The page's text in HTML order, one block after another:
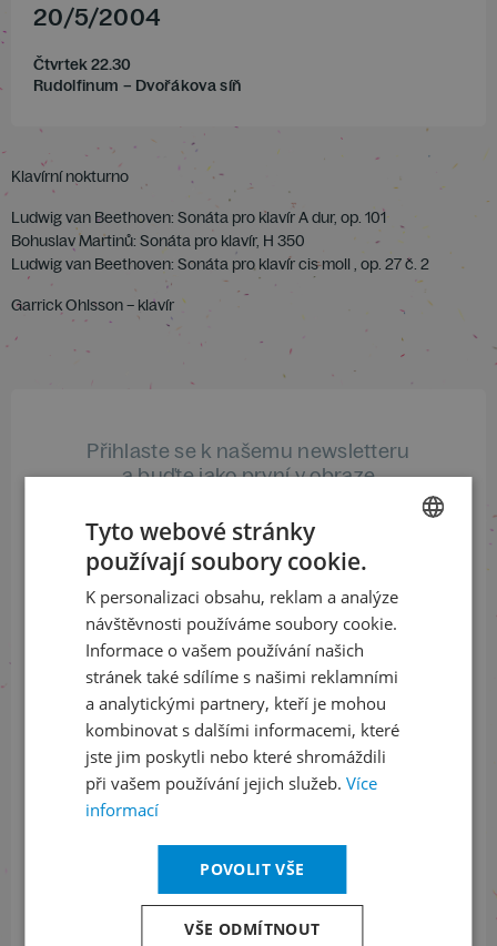
20/5/2004
Čtvrtek 22.30
Rudolfinum – Dvořákova síň
Klavírní nokturno
Ludwig van Beethoven: Sonáta pro klavír A dur, op. 101
Bohuslav Martinů: Sonáta pro klavír, H 350
Ludwig van Beethoven: Sonáta pro klavír cis moll , op. 27 č. 2
Garrick Ohlsson – klavír
Přihlaste se k našemu newsletteru
a buďte jako první v obraze
ODEBÍRAT NEWSLETTER
Sledujte nás na sociálních sítích
LinkedInflickr
Informace o stavu objednávek
+420 461 049 232
Informace o programu
ENGLISH
Tyto webové stránky
používají soubory cookie.
K personalizaci obsahu, reklam a analýze
návštěvnosti používáme soubory cookie.
Informace o vašem používání našich
stránek také sdílíme s našimi reklamními
a analytickými partnery, kteří je mohou
kombinovat s dalšími informacemi, které
jste jim poskytli nebo které shromáždili
při vašem používání jejich služeb. Více
informací
POVOLIT VŠE
VŠE ODMÍTNOUT